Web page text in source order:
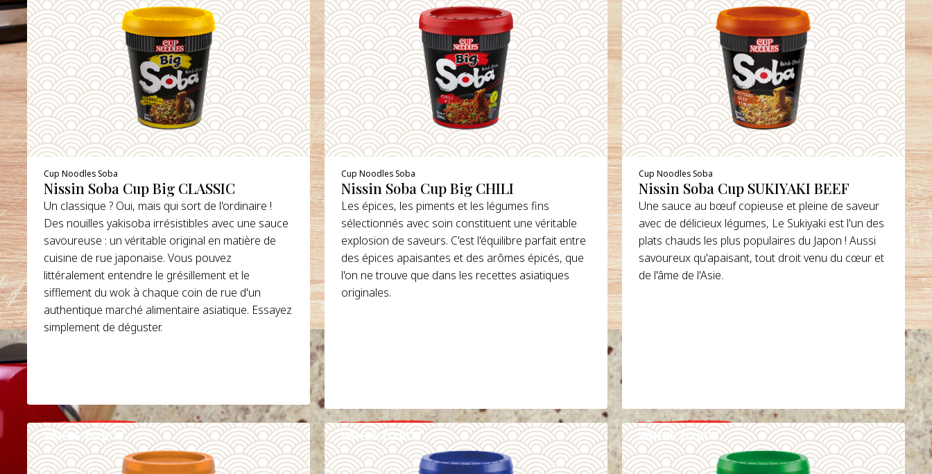
DETAILS DETAILS DETAILS
Cup Noodles Soba
Nissin Soba Cup Big CLASSIC
Un classique ? Oui, mais qui sort de l'ordinaire !
Des nouilles yakisoba irrésistibles avec une sauce
savoureuse : un véritable original en matière de
cuisine de rue japonaise. Vous pouvez
littéralement entendre le grésillement et le
sifflement du wok à chaque coin de rue d'un
authentique marché alimentaire asiatique. Essayez
simplement de déguster.
WHERE TO BUY
DETAILS
Cup Noodles Soba
Nissin Soba Cup Big CHILI
Les épices, les piments et les légumes fins
sélectionnés avec soin constituent une véritable
explosion de saveurs. C'est l'équilibre parfait entre
des épices apaisantes et des arômes épicés, que
l'on ne trouve que dans les recettes asiatiques
originales.
WHERE TO BUY
DETAILS
Cup Noodles Soba
Nissin Soba Cup SUKIYAKI BEEF
Une sauce au bœuf copieuse et pleine de saveur
avec de délicieux légumes, Le Sukiyaki est l'un des
plats chauds les plus populaires du Japon ! Aussi
savoureux qu'apaisant, tout droit venu du cœur et
de l'âme de l'Asie.
WHERE TO BUY
DETAILS